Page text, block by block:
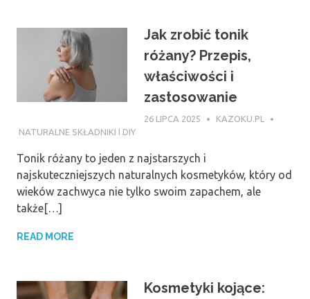
Jak zrobić tonik
różany? Przepis,
właściwości i
zastosowanie
26 LIPCA 2025
KAZOKU.PL
NATURALNE SKŁADNIKI I DIY
Tonik różany to jeden z najstarszych i
najskuteczniejszych naturalnych kosmetyków, który od
wieków zachwyca nie tylko swoim zapachem, ale
także[…]
READ MORE
Kosmetyki kojące: